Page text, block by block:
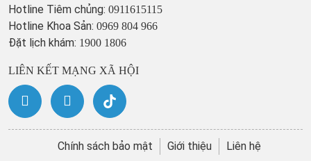
Hotline Tiêm chủng: 0911615115
Hotline Khoa Sản: 0969 804 966
Đặt lịch khám: 1900 1806
LIÊN KẾT MẠNG XÃ HỘI
Chính sách bảo mật Giới thiệu Liên hệ